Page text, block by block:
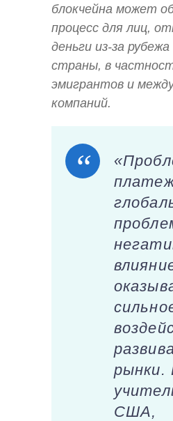
блокчейна может
процесс для лиц,
деньги из-за
страны, в
эмигрантов и
компаний.
рынки.
США,